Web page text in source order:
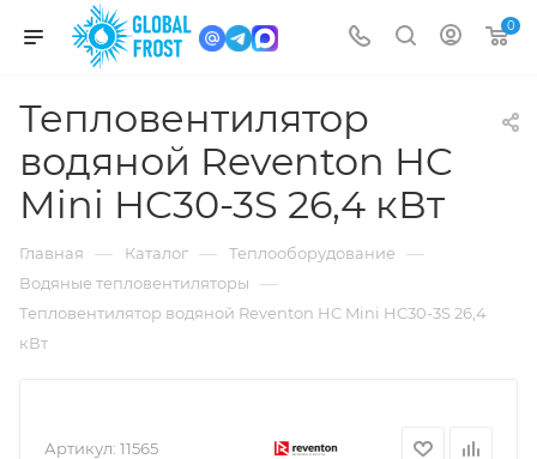
0
Тепловентилятор
водяной Reventon HC
Mini HC30-3S 26,4 кВт
Главная — Каталог — Теплооборудование —
Водяные тепловентиляторы —
Тепловентилятор водяной Reventon HC Mini HC30-3S 26,4
кВт
Артикул: 11565